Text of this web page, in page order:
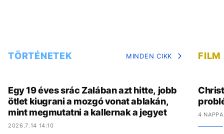
TÖRTÉNETEK MINDEN CIKK
Egy 19 éves srác Zalában azt hitte, jobb
ötlet kiugrani a mozgó vonat ablakán,
mint megmutatni a kallernak a jegyet
2026.7.14 14:10
FILM
4